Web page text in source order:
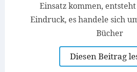
Einsatz kommen,
Eindruck, es handele sich
Bücher
Diesen Beitrag